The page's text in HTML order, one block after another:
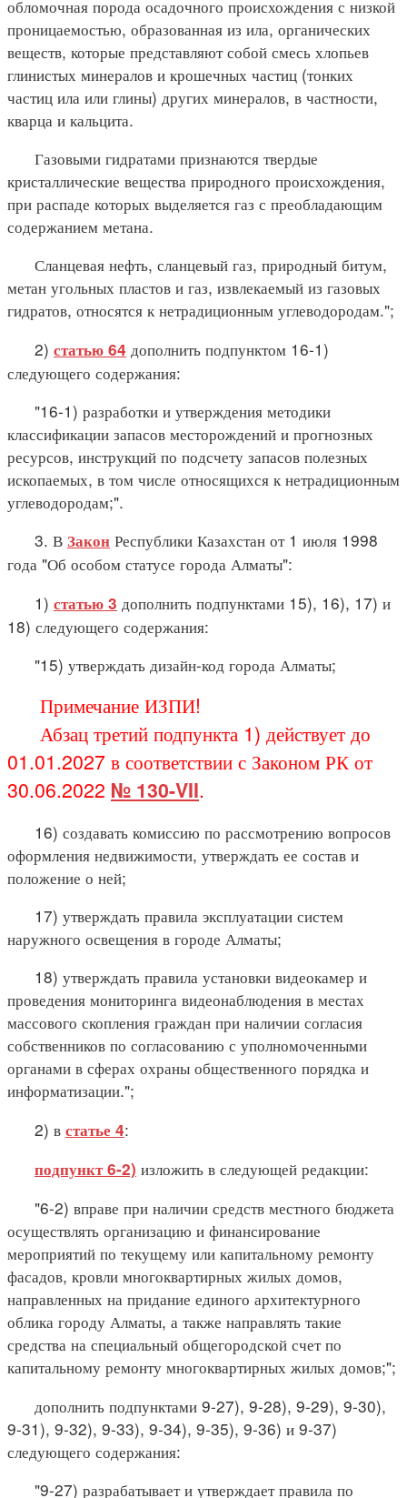
обломочная порода осадочного происхождения с низкой
проницаемостью, образованная из ила, органических
веществ, которые представляют собой смесь хлопьев
глинистых минералов и крошечных частиц (тонких
частиц ила или глины) других минералов, в частности,
кварца и кальцита.
Газовыми гидратами признаются твердые
кристаллические вещества природного происхождения,
при распаде которых выделяется газ с преобладающим
содержанием метана.
Сланцевая нефть, сланцевый газ, природный битум,
метан угольных пластов и газ, извлекаемый из газовых
гидратов, относятся к нетрадиционным углеводородам.";
2) статью 64 дополнить подпунктом 16-1)
следующего содержания:
"16-1) разработки и утверждения методики
классификации запасов месторождений и прогнозных
ресурсов, инструкций по подсчету запасов полезных
ископаемых, в том числе относящихся к нетрадиционным
углеводородам;".
3. В Закон Республики Казахстан от 1 июля 1998
года "Об особом статусе города Алматы":
1) статью 3 дополнить подпунктами 15), 16), 17) и
18) следующего содержания:
"15) утверждать дизайн-код города Алматы;
Примечание ИЗПИ!
Абзац третий подпункта 1) действует до
01.01.2027 в соответствии с Законом РК от
30.06.2022 № 130-VII.
16) создавать комиссию по рассмотрению вопросов
оформления недвижимости, утверждать ее состав и
положение о ней;
17) утверждать правила эксплуатации систем
наружного освещения в городе Алматы;
18) утверждать правила установки видеокамер и
проведения мониторинга видеонаблюдения в местах
массового скопления граждан при наличии согласия
собственников по согласованию с уполномоченными
органами в сферах охраны общественного порядка и
информатизации.";
2) в статье 4:
подпункт 6-2) изложить в следующей редакции:
"6-2) вправе при наличии средств местного бюджета
осуществлять организацию и финансирование
мероприятий по текущему или капитальному ремонту
фасадов, кровли многоквартирных жилых домов,
направленных на придание единого архитектурного
облика городу Алматы, а также направлять такие
средства на специальный общегородской счет по
капитальному ремонту многоквартирных жилых домов;";
дополнить подпунктами 9-27), 9-28), 9-29), 9-30),
9-31), 9-32), 9-33), 9-34), 9-35), 9-36) и 9-37)
следующего содержания:
"9-27) разрабатывает и утверждает правила по